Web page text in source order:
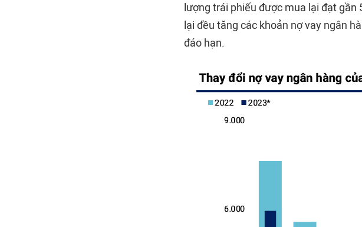
lượng trái phiếu được mua lại đạt
lại đều tăng các khoản nợ vay ngân
đáo hạn.